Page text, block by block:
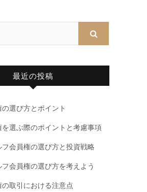
最近の投稿
選び方とポイント
を選ぶ際のポイントと考慮事項
会員権の選び方と投資戦略
会員権の選び方を考えよう
の取引における注意点